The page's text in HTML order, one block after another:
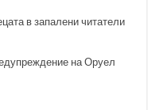
в запалени читатели
на Оруел